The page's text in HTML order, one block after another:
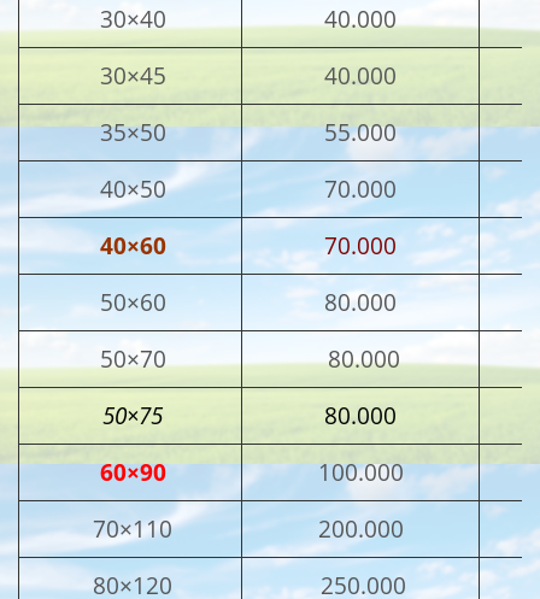
30×40
40.000
30×45
40.000
35×50
55.000
40×50
70.000
40×60
70.000
50×60
80.000
50×70
80.000
50×75
80.000
60×90
100.000
70×110
200.000
80×120
250.000